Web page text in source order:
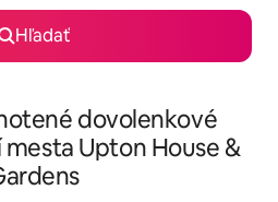
Hľadať
dovolenkové
Upton House &